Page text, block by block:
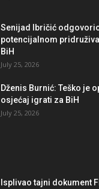
Senijad Ibričić
potencijalnom
BiH
July 25, 2026
Dženis Burnić: Teško je
osjećaj igrati za BiH
July 25, 2026
Isplivao tajni dokument